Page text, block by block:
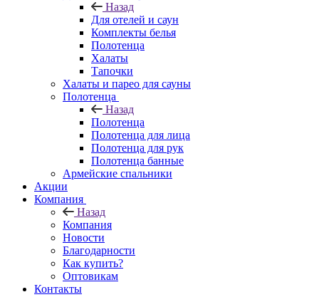
Назад
Для отелей и саун
Комплекты белья
Полотенца
Халаты
Тапочки
Халаты и парео для сауны
Полотенца
Назад
Полотенца
Полотенца для лица
Полотенца для рук
Полотенца банные
Армейские спальники
Акции
Компания
Назад
Компания
Новости
Благодарности
Как купить?
Оптовикам
Контакты